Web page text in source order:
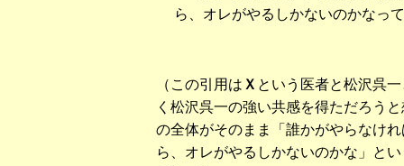
ら、オレがやるしかないのかなっ
（この引用は Ｘ という医者と松沢呉
く松沢呉一の強い共感を得ただろう
の全体がそのまま「誰かがやらなけ
ら、オレがやるしかないのかな」と